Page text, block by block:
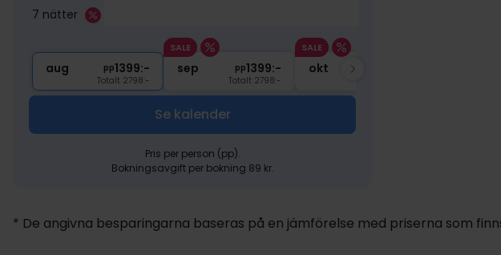
7 nätter
aug pp1399:-
Totalt 2798:-
SALE
sep pp1399:-
Totalt 2798:-
SALE
okt
Se kalender
Pris per person (pp).
Bokningsavgift per bokning 89 kr.
* De angivna besparingarna baseras på en jämförelse med priserna som